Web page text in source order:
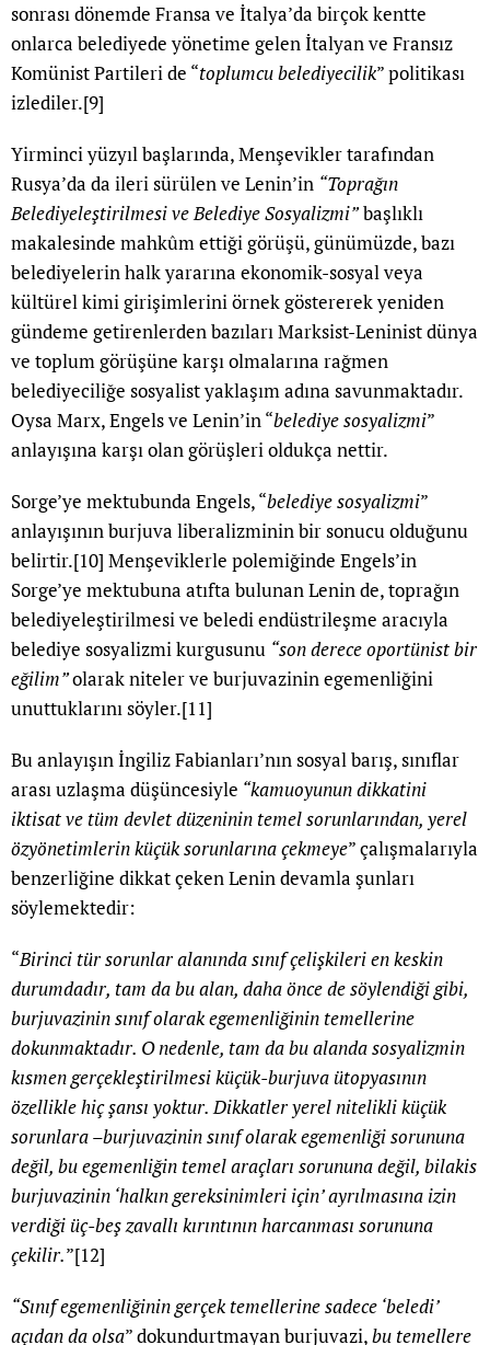
sonrası dönemde Fransa ve İtalya’da birçok kentte
onlarca belediyede yönetime gelen İtalyan ve Fransız
Komünist Partileri de “toplumcu belediyecilik” politikası
izlediler.[9]
Yirminci yüzyıl başlarında, Menşevikler tarafından
Rusya’da da ileri sürülen ve Lenin’in “Toprağın
Belediyeleştirilmesi ve Belediye Sosyalizmi”başlıklı
makalesinde mahkûm ettiği görüşü, günümüzde, bazı
belediyelerin halk yararına ekonomik-sosyal veya
kültürel kimi girişimlerini örnek göstererek yeniden
gündeme getirenlerden bazıları Marksist-Leninist dünya
ve toplum görüşüne karşı olmalarına rağmen
belediyeciliğe sosyalist yaklaşım adına savunmaktadır.
Oysa Marx, Engels ve Lenin’in “belediye sosyalizmi”
anlayışına karşı olan görüşleri oldukça nettir.
Sorge’ye mektubunda Engels, “belediye sosyalizmi”
anlayışının burjuva liberalizminin bir sonucu olduğunu
belirtir.[10] Menşeviklerle polemiğinde Engels’in
Sorge’ye mektubuna atıfta bulunan Lenin de, toprağın
belediyeleştirilmesi ve beledi endüstrileşme aracıyla
belediye sosyalizmi kurgusunu “son derece oportünist bir
eğilim”olarak niteler ve burjuvazinin egemenliğini
unuttuklarını söyler.[11]
Bu anlayışın İngiliz Fabianları’nın sosyal barış, sınıflar
arası uzlaşma düşüncesiyle “kamuoyunun dikkatini
iktisat ve tüm devlet düzeninin temel sorunlarından, yerel
özyönetimlerin küçük sorunlarına çekmeye” çalışmalarıyla
benzerliğine dikkat çeken Lenin devamla şunları
söylemektedir:
“Birinci tür sorunlar alanında sınıf çelişkileri en keskin
durumdadır, tam da bu alan, daha önce de söylendiği gibi,
burjuvazinin sınıf olarak egemenliğinin temellerine
dokunmaktadır. O nedenle, tam da bu alanda sosyalizmin
kısmen gerçekleştirilmesi küçük-burjuva ütopyasının
özellikle hiç şansı yoktur. Dikkatler yerel nitelikli küçük
sorunlara –burjuvazinin sınıf olarak egemenliği sorununa
değil, bu egemenliğin temel araçları sorununa değil, bilakis
burjuvazinin ‘halkın gereksinimleri için’ ayrılmasına izin
verdiği üç-beş zavallı kırıntının harcanması sorununa
çekilir.”[12]
“Sınıf egemenliğinin gerçek temellerine sadece ‘beledi’
açıdan da olsa” dokundurtmayan burjuvazi,bu temellere